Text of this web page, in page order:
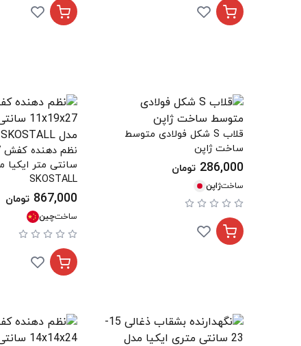
قلاب S شکل فولادی متوسط
ساخت ژاپن
286,000 تومان
ساختژاپن
SKOSTALL
867,000 تومان
ساختچین